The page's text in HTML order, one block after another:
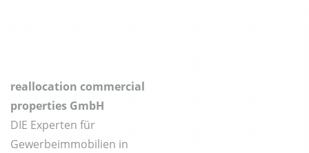
reallocation commercial
properties GmbH
DIE Experten für
Gewerbeimmobilien in